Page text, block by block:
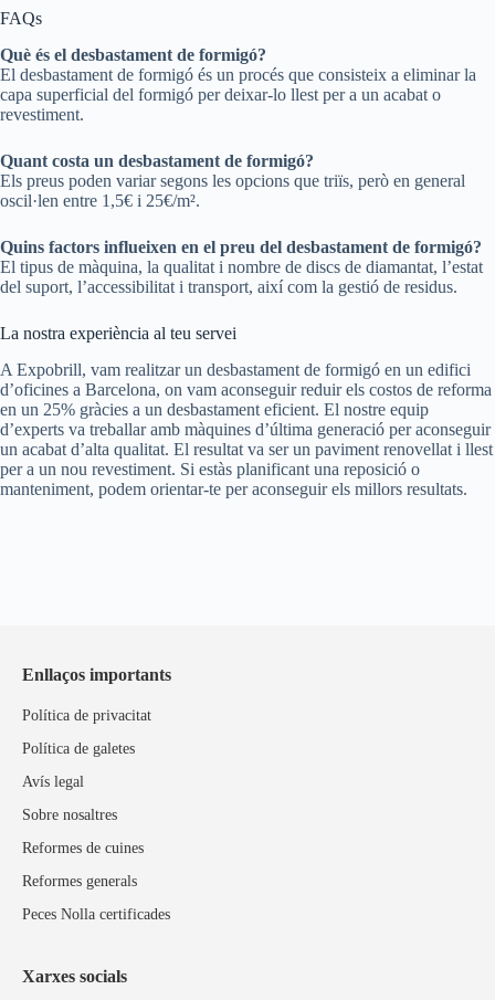
FAQs
Què és el desbastament de formigó?
El desbastament de formigó és un procés que consisteix a eliminar la
capa superficial del formigó per deixar-lo llest per a un acabat o
revestiment.
Quant costa un desbastament de formigó?
Els preus poden variar segons les opcions que triïs, però en general
oscil·len entre 1,5€ i 25€/m².
Quins factors influeixen en el preu del desbastament de formigó?
El tipus de màquina, la qualitat i nombre de discs de diamantat, l’estat
del suport, l’accessibilitat i transport, així com la gestió de residus.
La nostra experiència al teu servei
A Expobrill, vam realitzar un desbastament de formigó en un edifici
d’oficines a Barcelona, on vam aconseguir reduir els costos de reforma
en un 25% gràcies a un desbastament eficient. El nostre equip
d’experts va treballar amb màquines d’última generació per aconseguir
un acabat d’alta qualitat. El resultat va ser un paviment renovellat i llest
per a un nou revestiment. Si estàs planificant una reposició o
manteniment, podem orientar-te per aconseguir els millors resultats.
Enllaços importants
Política de privacitat
Política de galetes
Avís legal
Sobre nosaltres
Reformes de cuines
Reformes generals
Peces Nolla certificades
Xarxes socials